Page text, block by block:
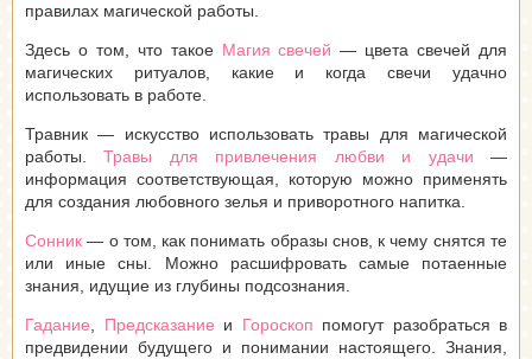
правилах магической работы.
Здесь о том, что такое Магия свечей — цвета свечей для
магических ритуалов, какие и когда свечи удачно
использовать в работе.
Травник — искусство использовать травы для магической
работы.Травы для привлечения любви и удачи —
информация соответствующая, которую можно применять
для создания любовного зелья и приворотного напитка.
Сонник — о том, как понимать образы снов, к чему снятся те
или иные сны. Можно расшифровать самые потаенные
знания, идущие из глубины подсознания.
Гадание, Предсказание и Гороскоп помогут разобраться в
предвидении будущего и понимании настоящего. Знания,